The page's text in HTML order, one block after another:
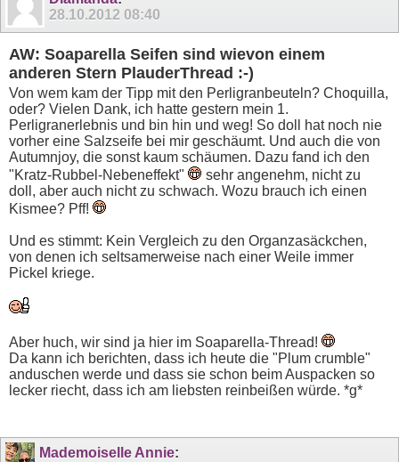
28.10.2012 08:40
AW: Soaparella Seifen sind wievon einem
anderen Stern PlauderThread :-)
Von wem kam der Tipp mit den Perligranbeuteln? Choquilla,
oder? Vielen Dank, ich hatte gestern mein 1.
Perligranerlebnis und bin hin und weg! So doll hat noch nie
vorher eine Salzseife bei mir geschäumt. Und auch die von
Autumnjoy, die sonst kaum schäumen. Dazu fand ich den
"Kratz-Rubbel-Nebeneffekt"
sehr angenehm, nicht zu
doll, aber auch nicht zu schwach. Wozu brauch ich einen
Kismee? Pff!
Und es stimmt: Kein Vergleich zu den Organzasäckchen,
von denen ich seltsamerweise nach einer Weile immer
Pickel kriege.
Aber huch, wir sind ja hier im Soaparella-Thread!
Da kann ich berichten, dass ich heute die "Plum crumble"
anduschen werde und dass sie schon beim Auspacken so
lecker riecht, dass ich am liebsten reinbeißen würde. *g*
Mademoiselle Annie: